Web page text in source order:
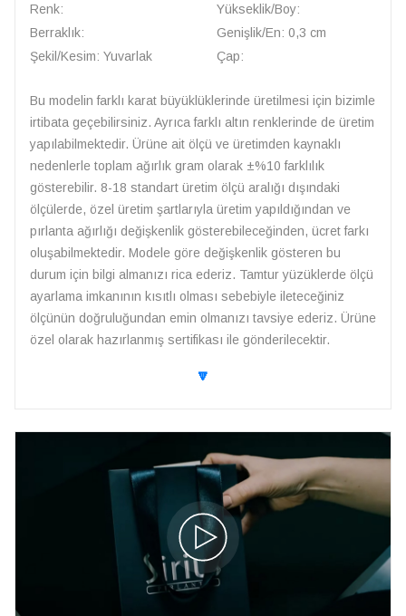
Renk:
Berraklık:
Şekil/Kesim: Yuvarlak
Yükseklik/Boy:
Genişlik/En: 0,3 cm
Çap:
Bu modelin farklı karat büyüklüklerinde üretilmesi için bizimle
irtibata geçebilirsiniz. Ayrıca farklı altın renklerinde de üretim
yapılabilmektedir. Ürüne ait ölçü ve üretimden kaynaklı
nedenlerle toplam ağırlık gram olarak ±%10 farklılık
gösterebilir. 8-18 standart üretim ölçü aralığı dışındaki
ölçülerde, özel üretim şartlarıyla üretim yapıldığından ve
pırlanta ağırlığı değişkenlik gösterebileceğinden, ücret farkı
oluşabilmektedir. Modele göre değişkenlik gösteren bu
durum için bilgi almanızı rica ederiz. Tamtur yüzüklerde ölçü
ayarlama imkanının kısıtlı olması sebebiyle ileteceğiniz
ölçünün doğruluğundan emin olmanızı tavsiye ederiz. Ürüne
özel olarak hazırlanmış sertifikası ile gönderilecektir.
🔽